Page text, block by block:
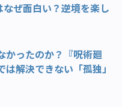
なぜ面白い？逆境を楽し
かったのか？『呪術廻
解決できない「孤独」